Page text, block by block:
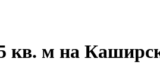
кв. м на